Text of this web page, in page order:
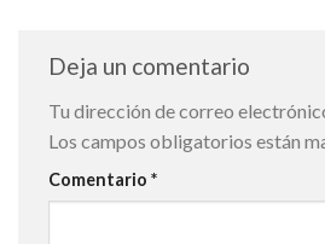
Deja un comentario
Tu dirección de correo
Los campos obligatorios están
Comentario *